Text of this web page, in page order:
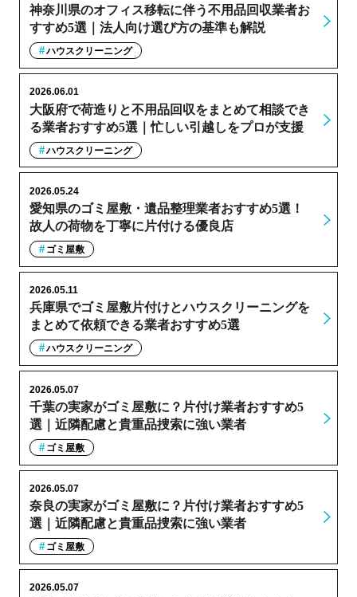
神奈川県のオフィス移転に伴う不用品回収業者お
すすめ5選｜法人向け選び方の基準も解説
ハウスクリーニング
大阪府で荷造りと不用品回収をまとめて相談でき
る業者おすすめ5選｜忙しい引越しをプロが支援
2026.06.01
ハウスクリーニング
愛知県のゴミ屋敷・遺品整理業者おすすめ5選！
故人の荷物を丁寧に片付ける優良店
2026.05.24
ゴミ屋敷
兵庫県でゴミ屋敷片付けとハウスクリーニングを
まとめて依頼できる業者おすすめ5選
2026.05.11
ハウスクリーニング
千葉の実家がゴミ屋敷に？片付け業者おすすめ5
選｜近隣配慮と貴重品捜索に強い業者
2026.05.07
ゴミ屋敷
奈良の実家がゴミ屋敷に？片付け業者おすすめ5
選｜近隣配慮と貴重品捜索に強い業者
2026.05.07
ゴミ屋敷
2026.05.07